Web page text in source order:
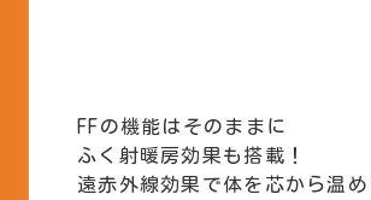
FFの機能はそのままに
ふく射暖房効果も搭載！
遠赤外線効果で体を芯から温め